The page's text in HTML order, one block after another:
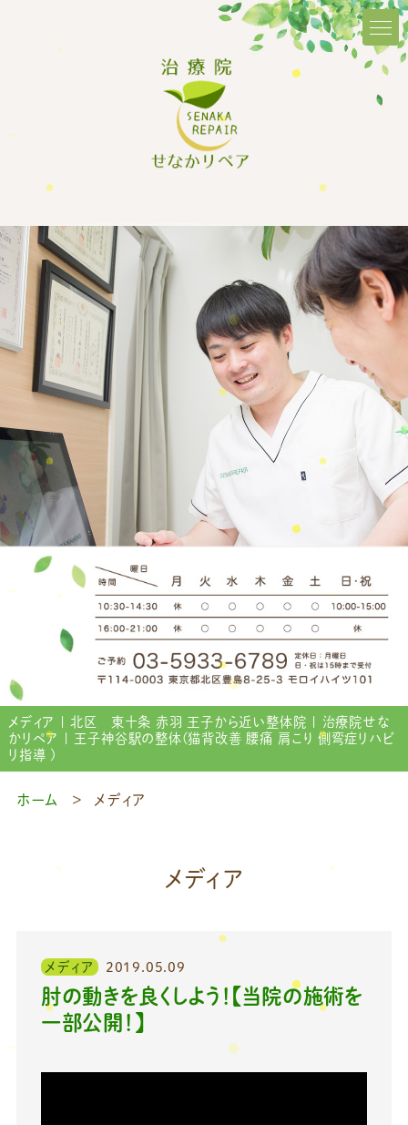
メディア | 北区 東十条 赤羽 王子から近い整体院 | 治療院せな
かリペア | 王子神谷駅の整体(猫背改善 腰痛 肩こり 側弯症リハビ
リ指導 )
ホーム メディア
メディア
メディア 2019.05.09
肘の動きを良くしよう！【当院の施術を
一部公開！】